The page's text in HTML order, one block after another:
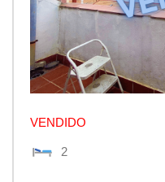
VENDIDO
2